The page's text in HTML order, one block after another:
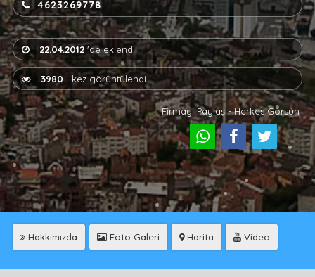
4623269778
22.04.2012'de eklendi
3980 kez görüntülendi
Firmayı Paylaş - Herkes Görsün
Hakkımızda Foto Galeri Harita Video